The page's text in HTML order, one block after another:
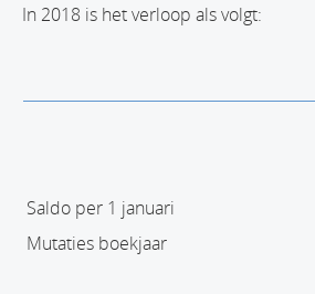
In 2018 is het verloop als volgt:
Saldo per 1 januari
Mutaties boekjaar